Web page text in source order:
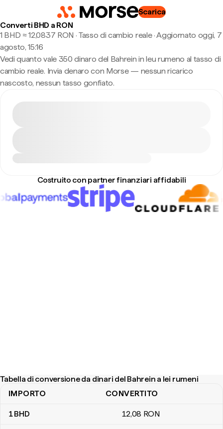
Scarica
Converti BHD a RON
1 BHD ≈ 12,0837 RON · Tasso di cambio reale·Aggiornato oggi, 7
agosto, 15:16
Vedi quanto vale 350 dinaro del Bahrein in leu rumeno al tasso di
cambio reale. Invia denaro con Morse — nessun ricarico
nascosto, nessun tasso gonfiato.
Costruito con partner finanziari affidabili
Tabella di conversione da dinari del Bahrein a lei rumeni
Tabella di conversione da dinari del Bahrein a lei rumeni
IMPORTO CONVERTITO
1BHD 12,08 RON